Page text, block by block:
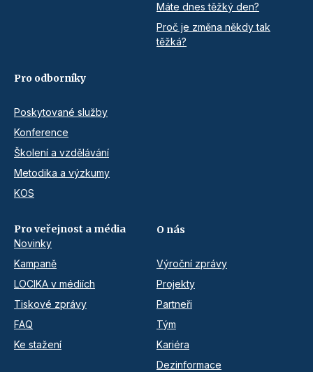
Máte dnes těžký den?
Proč je změna někdy tak
těžká?
Pro odborníky
Poskytované služby
Konference
Školení a vzdělávání
Metodika a výzkumy
KOS
Pro veřejnost a média
Novinky
Kampaně
LOCIKA v médiích
Tiskové zprávy
FAQ
Ke stažení
O nás
Výroční zprávy
Projekty
Partneři
Tým
Kariéra
Dezinformace